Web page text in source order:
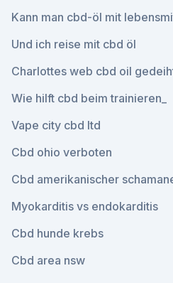
Kann man cbd-öl mit
Und ich reise mit cbd öl
Charlottes web cbd oil
Wie hilft cbd beim trainieren_
Vape city cbd ltd
Cbd ohio verboten
Cbd amerikanischer
Myokarditis vs endokarditis
Cbd hunde krebs
Cbd area nsw